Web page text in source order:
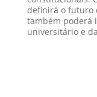
definirá o futuro
também poderá
universitário e